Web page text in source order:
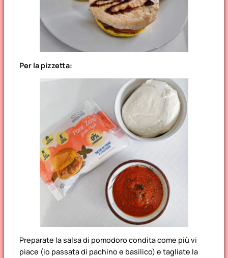
Per la pizzetta:
Preparate la salsa di pomodoro condita come più vi
piace (io passata di pachino e basilico) e tagliate la